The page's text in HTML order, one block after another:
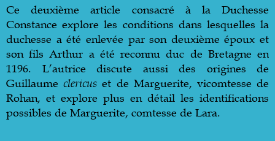
Ce deuxième article consacré à la Duchesse
Constance explore les conditions dans lesquelles la
duchesse a été enlevée par son deuxième époux et
son fils Arthur a été reconnu duc de Bretagne en
1196. L’autrice discute aussi des origines de
Guillaumeclericuset de Marguerite, vicomtesse de
Rohan, et explore plus en détail les identifications
possibles de Marguerite, comtesse de Lara.